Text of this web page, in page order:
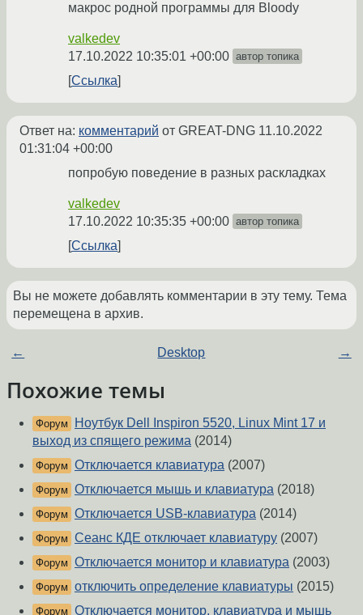
макрос родной программы для Bloody
valkedev
17.10.2022 10:35:01 +00:00 автор топика
Ссылка
Ответ на: комментарий от GREAT-DNG 11.10.2022
01:31:04 +00:00
попробую поведение в разных раскладках
valkedev
17.10.2022 10:35:35 +00:00 автор топика
Ссылка
Вы не можете добавлять комментарии в эту тему. Тема
перемещена в архив.
← Desktop →
Похожие темы
Форум
Ноутбук Dell Inspiron 5520, Linux Mint 17 и
выход из спящего режима (2014)
Форум Отключается клавиатура (2007)
Форум Отключается мышь и клавиатура (2018)
Форум Отключается USB-клавиатура (2014)
Форум Сеанс КДЕ отключает клавиатуру (2007)
Форум Отключается монитор и клавиатура (2003)
Форум отключить определение клавиатуры (2015)
Форум Отключается монитор, клавиатура и мышь